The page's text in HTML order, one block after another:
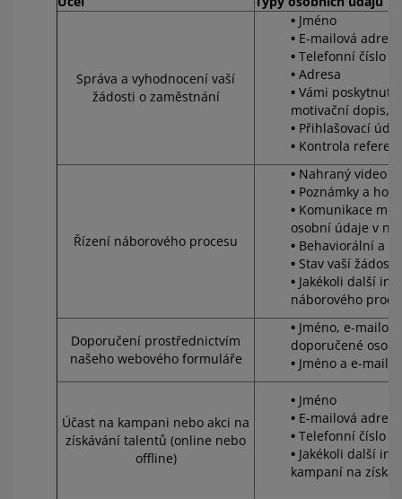
Správa a vyhodnocení vaší
žádosti o zaměstnání
Jméno
E-mailová adresa
Telefonní číslo
Adresa
Vámi
motivační dopis,
Přihlašovací
Kontrola
Řízení náborového procesu
Nahraný video
Poznámky a
Komunikace
osobní údaje v ní
Behaviorální a
Stav vaší žádosti
Jakékoli další
náborového
Doporučení prostřednictvím
našeho webového formuláře
Jméno, e-
doporučené osoby
Jméno a e-
Účast na kampani nebo akci na
získávání talentů (online nebo
offline)
Jméno
E-mailová adresa
Telefonní číslo
Jakékoli další
kampaní na